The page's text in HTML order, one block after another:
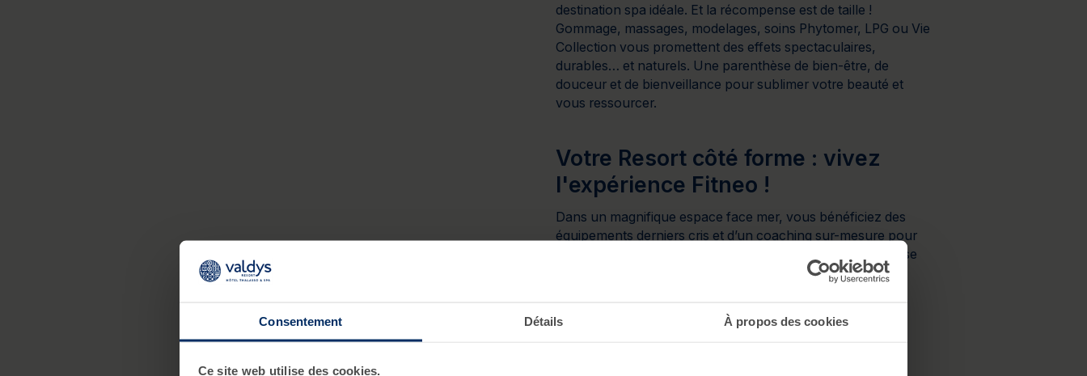
Consentement Détails À propos des cookies
Ce site web utilise des cookies.
destination spa idéale. Et la récompense est de taille !
Gommage, massages, modelages, soins Phytomer, LPG ou Vie
Collection vous promettent des effets spectaculaires,
durables… et naturels. Une parenthèse de bien-être, de
douceur et de bienveillance pour sublimer votre beauté et
vous ressourcer.
Votre Resort côté forme : vivez
l'expérience Fitneo !
Dans un magnifique espace face mer, vous bénéficiez des
équipements derniers cris et d’un coaching sur-mesure pour
votre forme. Aqua-sport, Aqua-détente et Cardio-training se
conjuguent pour une expérience sportive unique ! Côté
variés pour vous tonifier et remodeler votre corps.